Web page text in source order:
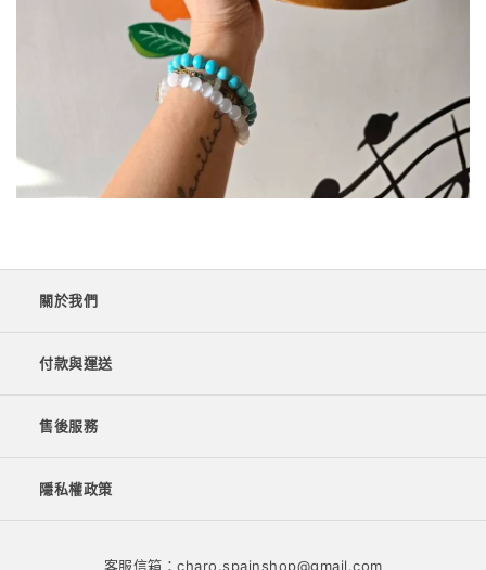
關於我們
付款與運送
售後服務
隱私權政策
客服信箱：charo.spainshop@gmail.com